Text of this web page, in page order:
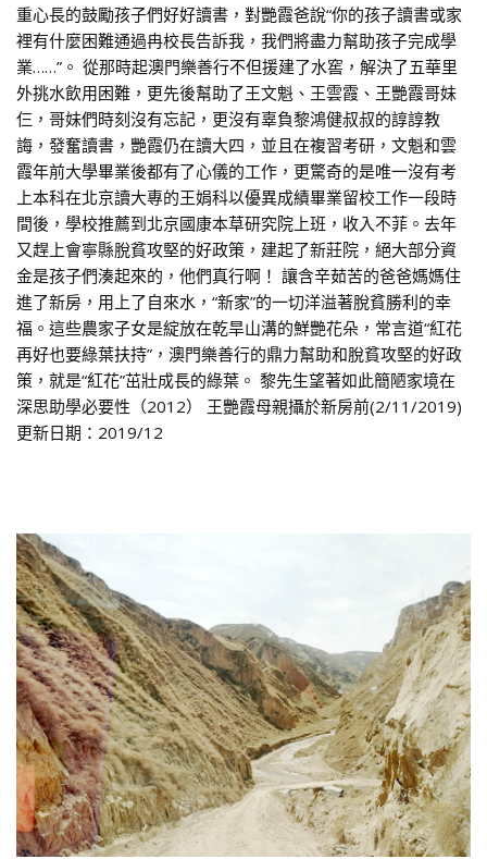
重心長的鼓勵孩子們好好讀書，對艷霞爸說“你的孩子讀書或家
裡有什麼困難通過冉校長告訴我，我們將盡力幫助孩子完成學
業……”。 從那時起澳門樂善行不但援建了水窖，解決了五華里
外挑水飲用困難，更先後幫助了王文魁、王雲霞、王艷霞哥妹
仨，哥妹們時刻沒有忘記，更沒有辜負黎鴻健叔叔的諄諄教
誨，發奮讀書，艷霞仍在讀大四，並且在複習考研，文魁和雲
霞年前大學畢業後都有了心儀的工作，更驚奇的是唯一沒有考
上本科在北京讀大專的王娟科以優異成績畢業留校工作一段時
間後，學校推薦到北京國康本草研究院上班，收入不菲。去年
又趕上會寧縣脫貧攻堅的好政策，建起了新莊院，絕大部分資
金是孩子們湊起來的，他們真行啊！ 讓含辛茹苦的爸爸媽媽住
進了新房，用上了自來水，“新家”的一切洋溢著脫貧勝利的幸
福。這些農家子女是綻放在乾旱山溝的鮮艷花朵，常言道“紅花
再好也要綠葉扶持”，澳門樂善行的鼎力幫助和脫貧攻堅的好政
策，就是“紅花”茁壯成長的綠葉。 黎先生望著如此簡陋家境在
深思助學必要性（2012） 王艷霞母親攝於新房前(2/11/2019)
更新日期：2019/12